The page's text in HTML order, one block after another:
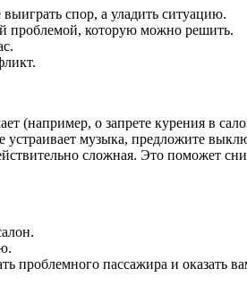
спор, а уладить ситуацию.
проблемой, которую можно решить.
(например, о запрете курения в
музыка, предложите
сложная. Это поможет
проблемного пассажира и оказать